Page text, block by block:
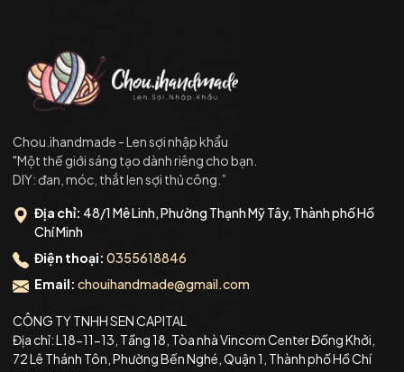
Chou.ihandmade - Len sợi nhập khẩu
"Một thế giới sáng tạo dành riêng cho bạn.
DIY: đan, móc, thắt len sợi thủ công.”
Địa chỉ: 48/1 Mê Linh, Phường Thạnh Mỹ Tây, Thành phố Hồ
Chí Minh
Điện thoại: 0355618846
Email: chouihandmade@gmail.com
CÔNG TY TNHH SEN CAPITAL
Địa chỉ: L18-11-13, Tầng 18, Tòa nhà Vincom Center Đồng Khởi,
72 Lê Thánh Tôn, Phường Bến Nghé, Quận 1, Thành phố Hồ Chí